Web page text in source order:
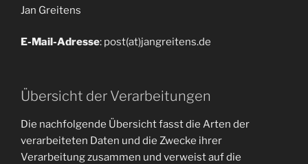
Jan Greitens
E-Mail-Adresse: post(at)jangreitens.de
Übersicht der Verarbeitungen
Die nachfolgende Übersicht fasst die Arten der
verarbeiteten Daten und die Zwecke ihrer
Verarbeitung zusammen und verweist auf die